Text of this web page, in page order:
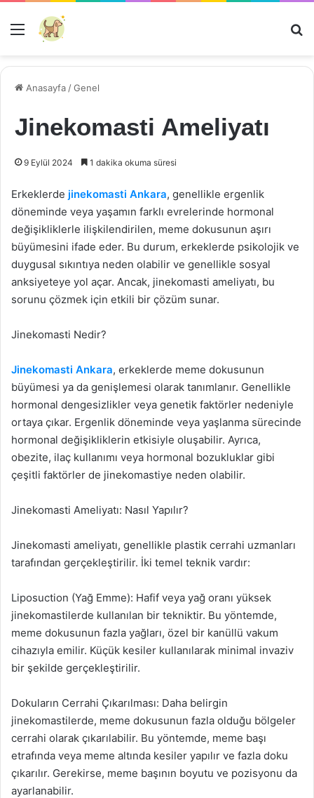
Menü
Anasayfa /Genel
Jinekomasti Ameliyatı
9 Eylül 2024 1 dakika okuma süresi
Erkeklerde jinekomasti Ankara, genellikle ergenlik
döneminde veya yaşamın farklı evrelerinde hormonal
değişikliklerle ilişkilendirilen, meme dokusunun aşırı
büyümesini ifade eder. Bu durum, erkeklerde psikolojik ve
duygusal sıkıntıya neden olabilir ve genellikle sosyal
anksiyeteye yol açar. Ancak, jinekomasti ameliyatı, bu
sorunu çözmek için etkili bir çözüm sunar.
Jinekomasti Nedir?
Jinekomasti Ankara, erkeklerde meme dokusunun
büyümesi ya da genişlemesi olarak tanımlanır. Genellikle
hormonal dengesizlikler veya genetik faktörler nedeniyle
ortaya çıkar. Ergenlik döneminde veya yaşlanma sürecinde
hormonal değişikliklerin etkisiyle oluşabilir. Ayrıca,
obezite, ilaç kullanımı veya hormonal bozukluklar gibi
çeşitli faktörler de jinekomastiye neden olabilir.
Jinekomasti Ameliyatı: Nasıl Yapılır?
Jinekomasti ameliyatı, genellikle plastik cerrahi uzmanları
tarafından gerçekleştirilir. İki temel teknik vardır:
Liposuction (Yağ Emme): Hafif veya yağ oranı yüksek
jinekomastilerde kullanılan bir tekniktir. Bu yöntemde,
meme dokusunun fazla yağları, özel bir kanüllü vakum
cihazıyla emilir. Küçük kesiler kullanılarak minimal invaziv
bir şekilde gerçekleştirilir.
Dokuların Cerrahi Çıkarılması: Daha belirgin
jinekomastilerde, meme dokusunun fazla olduğu bölgeler
cerrahi olarak çıkarılabilir. Bu yöntemde, meme başı
etrafında veya meme altında kesiler yapılır ve fazla doku
çıkarılır. Gerekirse, meme başının boyutu ve pozisyonu da
ayarlanabilir.